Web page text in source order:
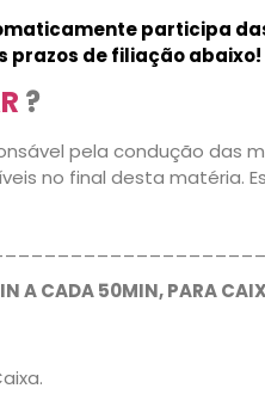
participa
prazos de filiação abaixo!
?
pela condução das
no final desta matéria.
A CADA 50MIN, PARA